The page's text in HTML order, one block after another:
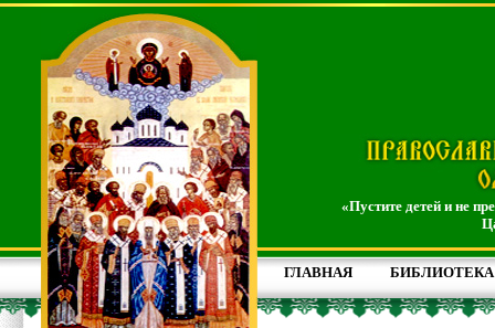
«Пустите детей и не
ГЛАВНАЯ БИБЛИОТЕКА